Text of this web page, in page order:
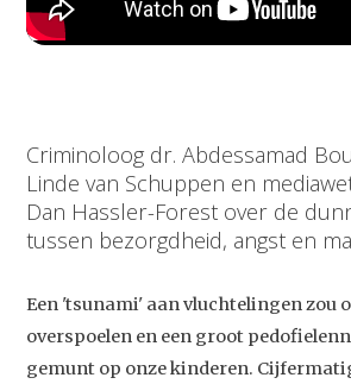
Criminoloog dr. Abdessamad
Linde van Schuppen en
Dan Hassler-Forest over de
tussen bezorgdheid, angst en
Een 'tsunami' aan vluchtelingen zou
overspoelen en een groot
gemunt op onze kinderen.